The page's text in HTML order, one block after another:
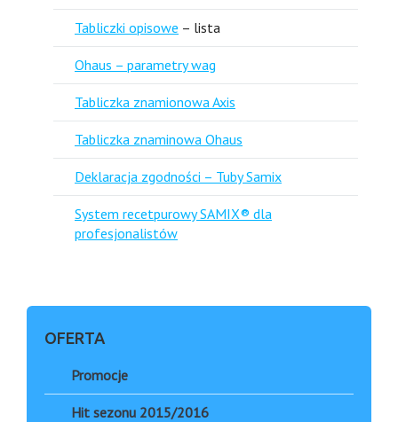
Tabliczki opisowe – lista
Ohaus – parametry wag
Tabliczka znamionowa Axis
Tabliczka znaminowa Ohaus
Deklaracja zgodności – Tuby Samix
System recetpurowy SAMIX® dla
profesjonalistów
OFERTA
Promocje
Hit sezonu 2015/2016